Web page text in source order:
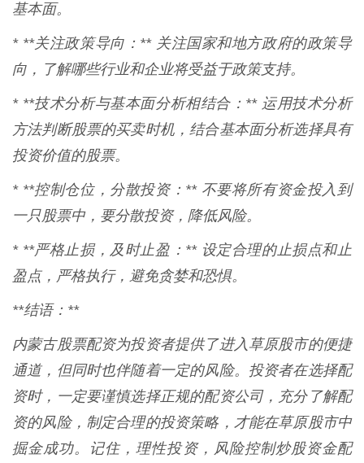
基本面。
* **关注政策导向：** 关注国家和地方政府的政策导
向，了解哪些行业和企业将受益于政策支持。
* **技术分析与基本面分析相结合：** 运用技术分析
方法判断股票的买卖时机，结合基本面分析选择具有
投资价值的股票。
* **控制仓位，分散投资：** 不要将所有资金投入到
一只股票中，要分散投资，降低风险。
* **严格止损，及时止盈：** 设定合理的止损点和止
盈点，严格执行，避免贪婪和恐惧。
**结语：**
内蒙古股票配资为投资者提供了进入草原股市的便捷
通道，但同时也伴随着一定的风险。投资者在选择配
资时，一定要谨慎选择正规的配资公司，充分了解配
资的风险，制定合理的投资策略，才能在草原股市中
掘金成功。记住，理性投资，风险控制炒股资金配